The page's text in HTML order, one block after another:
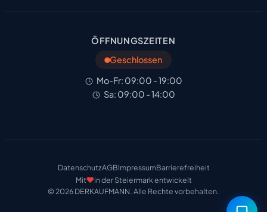
ÖFFNUNGSZEITEN
Geschlossen
Mo-Fr: 09:00 - 19:00
Sa: 09:00 - 14:00
Mit❤️in der Steiermark entwickelt
DatenschutzAGBImpressumBarrierefreiheit
© 2026 DERKAUFMANN. Alle Rechte vorbehalten.